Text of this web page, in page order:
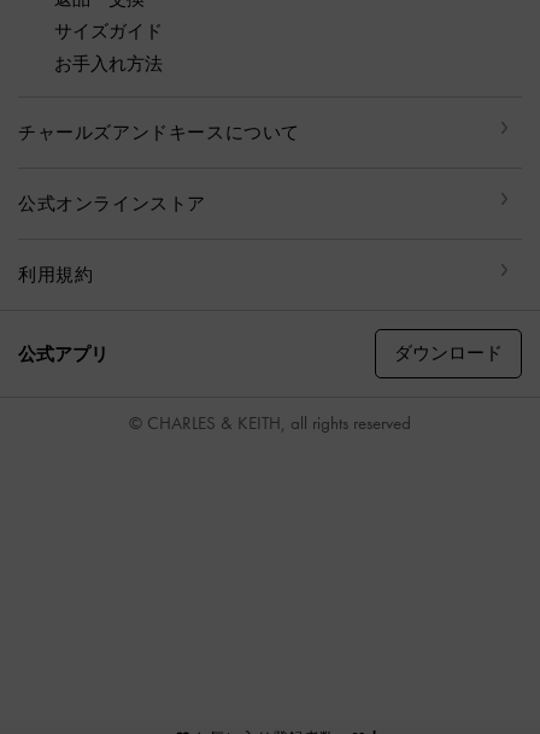
サイズガイド
お手入れ方法
チャールズアンドキースについて
公式オンラインストア
利用規約
公式アプリ ダウンロード
© CHARLES & KEITH, all rights reserved